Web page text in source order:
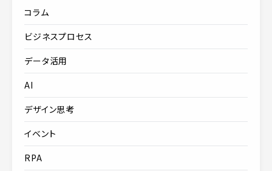
コラム
ビジネスプロセス
データ活用
AI
デザイン思考
イベント
RPA